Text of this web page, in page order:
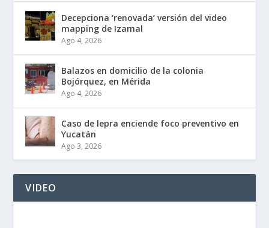
Decepciona ‘renovada’ versión del video
mapping de Izamal
Ago 4, 2026
Balazos en domicilio de la colonia
Bojórquez, en Mérida
Ago 4, 2026
Caso de lepra enciende foco preventivo en
Yucatán
Ago 3, 2026
VIDEO